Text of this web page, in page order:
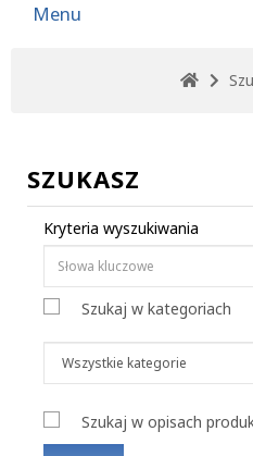
Menu
SZUKASZ
Kryteria wyszukiwania
Szukaj w kategoriach
Szukaj w opisach